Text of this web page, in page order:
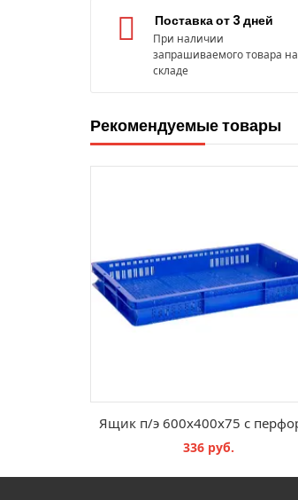
Поставка от 3 дней
При наличии
запрашиваемого товара на
складе
Рекомендуемые товары
336 руб.